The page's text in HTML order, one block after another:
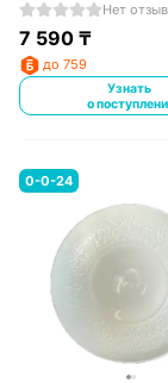
Нет
7 590₸
до 759
Узнать
о
0-0-24